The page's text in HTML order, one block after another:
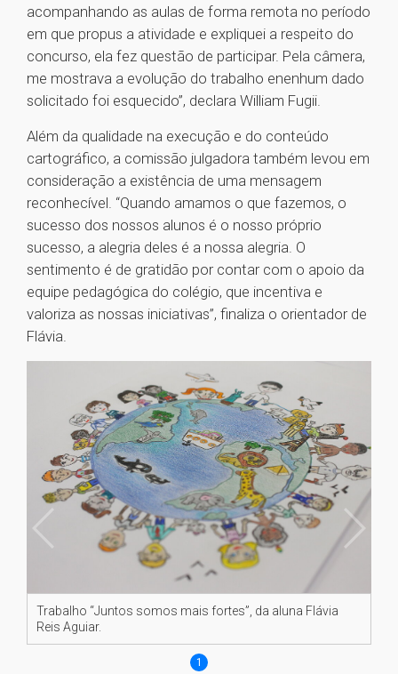
acompanhando as aulas de forma remota no período
em que propus a atividade e expliquei a respeito do
concurso, ela fez questão de participar. Pela câmera,
me mostrava a evolução do trabalho e​nenhum dado
solicitado foi esquecido”, declara William Fugii.
Além da qualidade na execução e do conteúdo
cartográfico, a comissão julgadora também levou em
consideração a existência de uma mensagem
reconhecível. “Quando amamos o que fazemos, o
sucesso dos nossos alunos é o nosso próprio
sucesso, a alegria deles é a nossa alegria. O
sentimento é de gratidão por contar com o apoio da
equipe pedagógica do colégio, que incentiva e
valoriza as nossas iniciativas”, finaliza o orientador de
Flávia.
Trabalho “Juntos somos mais fortes”, da aluna Flávia
Reis Aguiar.
1